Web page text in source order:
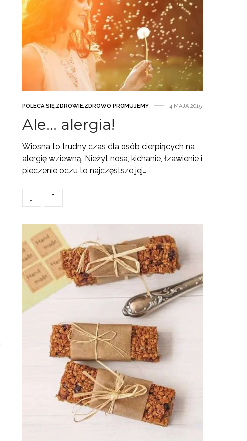
POLECA SIĘ,ZDROWIE,ZDROWO PROMUJEMY 4 MAJA 2015
Ale… alergia!
Wiosna to trudny czas dla osób cierpiących na
alergię wziewną. Nieżyt nosa, kichanie, łzawienie i
pieczenie oczu to najczęstsze jej…